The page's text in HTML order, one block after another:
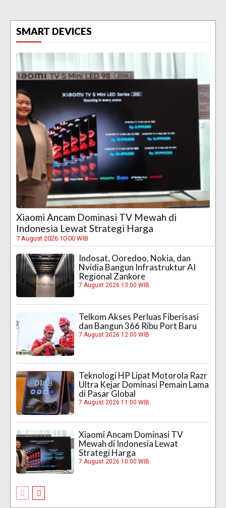
SMART DEVICES
Xiaomi Ancam Dominasi TV Mewah di
Indonesia Lewat Strategi Harga
7 August 2026 10:00 WIB
Indosat, Ooredoo, Nokia, dan
Nvidia Bangun Infrastruktur AI
Regional Zankore
7 August 2026 13:00 WIB
Telkom Akses Perluas Fiberisasi
dan Bangun 366 Ribu Port Baru
7 August 2026 12:00 WIB
Teknologi HP Lipat Motorola Razr
Ultra Kejar Dominasi Pemain Lama
di Pasar Global
7 August 2026 11:00 WIB
Xiaomi Ancam Dominasi TV
Mewah di Indonesia Lewat
Strategi Harga
7 August 2026 10:00 WIB